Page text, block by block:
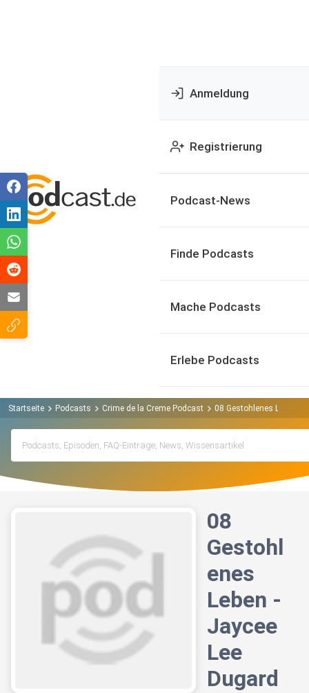
Anmeldung
Registrierung
Podcast-News
Finde Podcasts
Mache Podcasts
Erlebe Podcasts
Startseite Podcasts Crime de la Creme Podcast 08 Gestohlenes Leben -
08
Gestohl
enes
Leben -
Jaycee
Lee
Dugard